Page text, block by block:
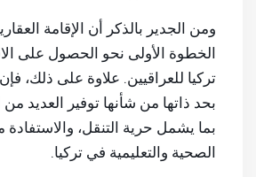
ومن الجدير بالذكر أن الإقامة
الخطوة الأولى نحو الحصول على
تركيا للعراقيين. علاوة على ذلك، فإن
بحد ذاتها من شأنها توفير العديد من
بما يشمل حرية التنقل،
الصحية والتعليمية في تركيا.